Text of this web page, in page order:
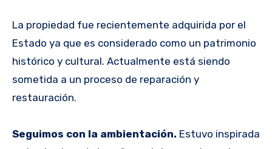
La propiedad fue recientemente adquirida por el
Estado ya que es considerado como un patrimonio
histórico y cultural. Actualmente está siendo
sometida a un proceso de reparación y
restauración.
Seguimos con la ambientación. Estuvo inspirada